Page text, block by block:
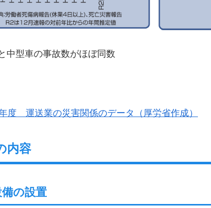
中型車の事故数がほぼ同数
度 運送業の災害関係のデータ（厚労省作成）
内容
の設置